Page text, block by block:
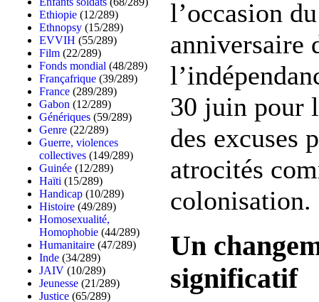
Ethiopie (12/289)
Ethnopsy (15/289)
EVVIH (55/289)
Film (22/289)
Fonds mondial (48/289)
Françafrique (39/289)
France (289/289)
Gabon (12/289)
Génériques (59/289)
Genre (22/289)
Guerre, violences
collectives (149/289)
Guinée (12/289)
Haïti (15/289)
Handicap (10/289)
Histoire (49/289)
Homosexualité,
Homophobie (44/289)
Humanitaire (47/289)
Inde (34/289)
JAIV (10/289)
Jeunesse (21/289)
Justice (65/289)
l’occasion
anniversaire
30 juin pour
des excuses
atrocités
colonisation.
Un
significatif